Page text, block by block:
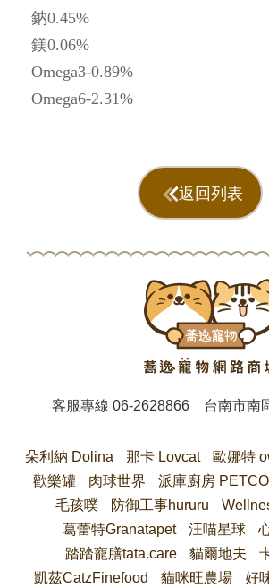
鈉0.45%
鎂0.06%
Omega3-0.89%
Omega6-2.31%
返回列表
客服專線06-2628866 台南市南
朵利納 Dolina 那卡 Lovcat 歐娜特
歡樂罐
肉球世界 派庫廚房
毛孩噗
防御工事hururu
葛蕾特Granatapet
汪喵星球
踏踏寵膳tata.care
貓爾地夫
凱茲CatzFinefood
貓咪旺農場 好